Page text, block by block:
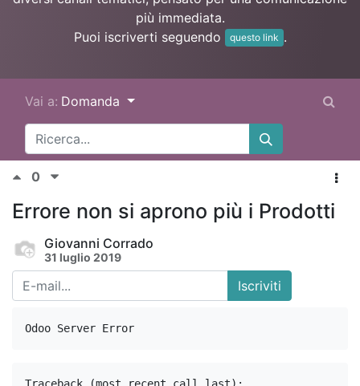
più immediata.
Puoi iscriverti seguendo
questo link .
Vai a: Domanda
0
Errore non si aprono più i Prodotti
Giovanni Corrado
31 luglio 2019
Iscriviti
Odoo Server Error